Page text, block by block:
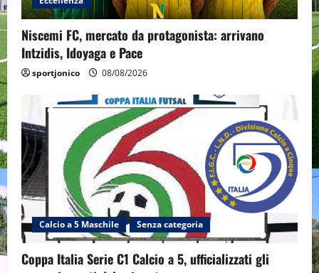
Niscemi FC, mercato da protagonista: arrivano
Intzidis, Idoyaga e Pace
sportjonico 08/08/2026
Calcio a 5 Maschile Senza categoria
Coppa Italia Serie C1 Calcio a 5, ufficializzati gli